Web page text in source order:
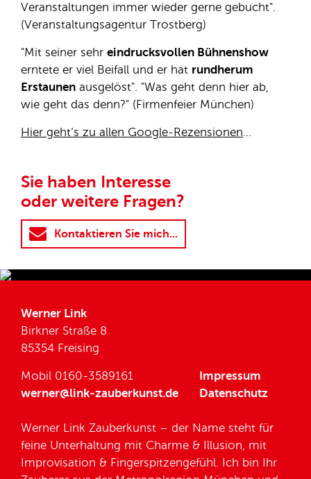
Veranstaltungen immer wieder gerne gebucht".
(Veranstaltungsagentur Trostberg)
"Mit seiner sehr eindrucksvollen Bühnenshow
erntete er viel Beifall und er hat rundherum
Erstaunen ausgelöst". "Was geht denn hier ab,
wie geht das denn?" (Firmenfeier München)
Hier geht‘s zu allen Google-Rezensionen...
Sie haben Interesse
oder weitere Fragen?
Kontaktieren Sie mich...
Werner Link
Birkner Straße 8
85354 Freising
Mobil 0160-3589161
werner@link-zauberkunst.de
Impressum
Datenschutz
Werner Link Zauberkunst – der Name steht für
feine Unterhaltung mit Charme & Illusion, mit
Improvisation & Fingerspitzengefühl. Ich bin Ihr